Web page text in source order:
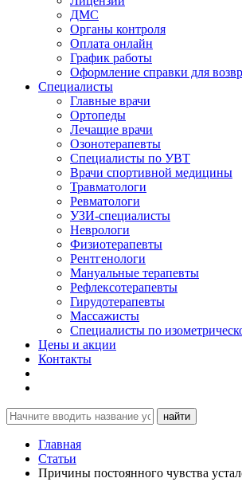
ДМС
Органы контроля
Оплата онлайн
График работы
Оформление справки для
Специалисты
Главные врачи
Ортопеды
Лечащие врачи
Озонотерапевты
Специалисты по УВТ
Врачи спортивной медицины
Травматологи
Ревматологи
УЗИ-специалисты
Неврологи
Физиотерапевты
Рентгенологи
Мануальные терапевты
Рефлексотерапевты
Гирудотерапевты
Массажисты
Специалисты по
Цены и акции
Контакты
найти
Главная
Статьи
Причины постоянного чувства